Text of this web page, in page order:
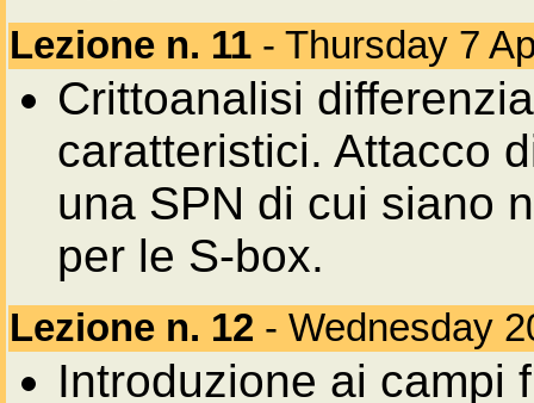
Lezione n. 11 - Thursday 7
Crittoanalisi
caratteristici. Attacco
una SPN di cui siano
per le S-box.
Lezione n. 12 - Wednesday
Introduzione ai campi